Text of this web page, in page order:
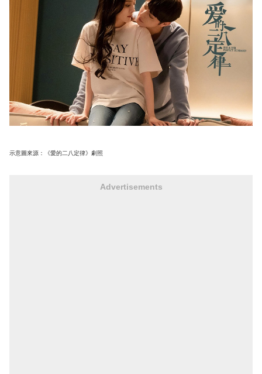
示意圖來源：《愛的二八定律》劇照
Advertisements